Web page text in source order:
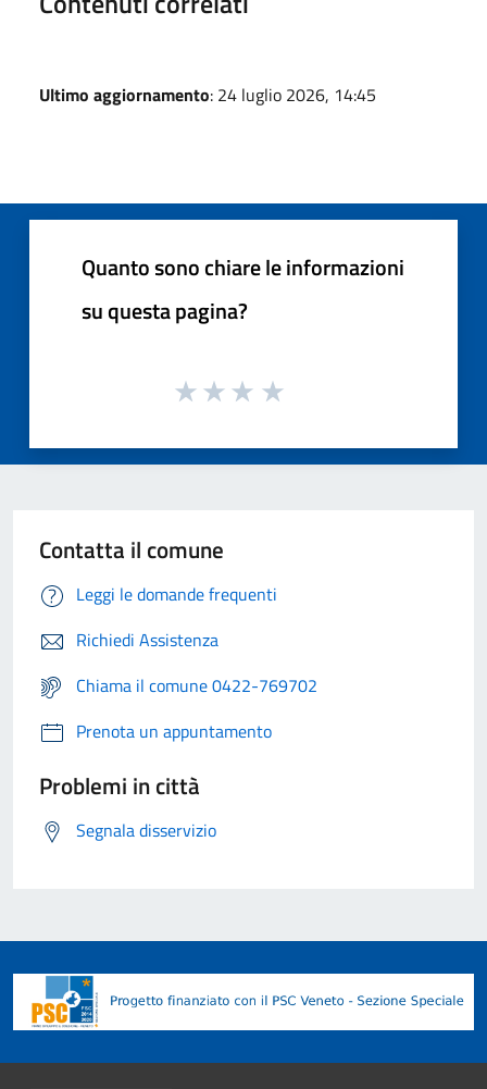
Ultimo aggiornamento: 24 luglio 2026, 14:45
Quanto sono chiare le informazioni
su questa pagina?
Contatta il comune
Leggi le domande frequenti
Richiedi Assistenza
Chiama il comune 0422-769702
Prenota un appuntamento
Problemi in città
Segnala disservizio